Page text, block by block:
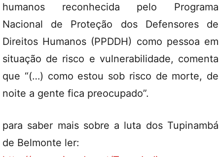
humanos reconhecida pelo Programa
Nacional de Proteção dos Defensores de
Direitos Humanos (PPDDH) como pessoa em
situação de risco e vulnerabilidade, comenta
que “(…) como estou sob risco de morte, de
noite a gente fica preocupado”.
para saber mais sobre a luta dos Tupinambá
de Belmonte ler: